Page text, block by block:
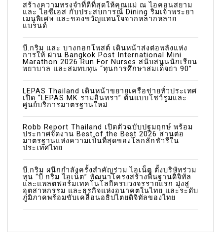
สร้างความทรงจำที่ดีที่สุดให้คุณแม่ ณ ไอคอนสยาม
และ ไอซีเอส กับประสบการณ์ Dining ริมเจ้าพระยา
เมนูพิเศษ และของขวัญแทนใจจากหลากหลาย
แบรนด์
บี.กริม และ บางกอกโพสต์ เดินหน้าส่งต่อพลังแห่ง
การให้ ผ่าน Bangkok Post International Mini
Marathon 2026 Run For Nurses สนับสนุนนักเรียน
พยาบาล และสมทบทุน “ทุนการศึกษาสมเด็จย่า 90”
LEPAS Thailand เดินหน้าขยายเครือข่ายทั่วประเทศ
เปิด “LEPAS MK รามอินทรา” ต้นแบบโชว์รูมและ
ศูนย์บริการมาตรฐานใหม่
Robb Report Thailand เปิดตัวฉบับปฐมฤกษ์ พร้อม
ประกาศจัดงาน Best of the Best 2026 สานต่อ
มาตรฐานแห่งความเป็นที่สุดของโลกลักชัวรีใน
ประเทศไทย
บี.กริม ผนึกกำลังครั้งสำคัญร่วม ไอเน็ต ตั้งบริษัทร่วม
ทุน “บี.กริม ไอเน็ต” พัฒนาโครงสร้างพื้นฐานดิจิทัล
และแพลตฟอร์มเทคโนโลยีครบวงจรรายแรก มุ่งสู่
อุตสาหกรรม และธุรกิจแห่งอนาคตในไทย และระดับ
ภูมิภาคพร้อมขับเคลื่อนอธิปไตยดิจิทัลของไทย